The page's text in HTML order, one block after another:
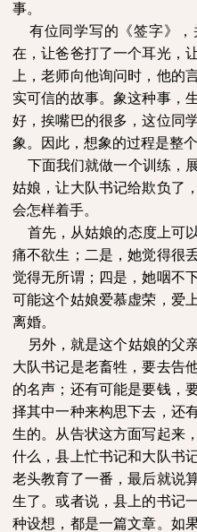
事。
有位同学写的《签字》
在，让爸爸打了一个耳光，
上，老师向他询问时，他的
实可信的故事。象这种事，
好，挨嘴巴的很多，这位同
象。因此，想象的过程是整个
下面我们就做一个训练，
姑娘，让大队书记给欺负了
会怎样着手。
首先，从姑娘的态度上可
痛不欲生；二是，她觉得很
觉得无所谓；四是，她咽不
可能这个姑娘爱慕虚荣，爱
离婚。
另外，就是这个姑娘的父
大队书记是老畜牲，要去告
的名声；还有可能是要钱，
择其中一种来构思下去，还
生的。从告状这方面写起来
什么，县上忙书记和大队书
老头教育了一番，最后就说
生了。或者说，县上的书记
种设想，都是一篇文章。如